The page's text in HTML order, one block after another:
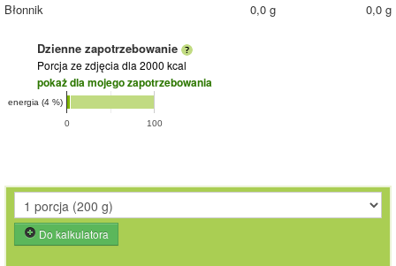
Błonnik
0,0 g 0,0 g
Dzienne zapotrzebowanie
Porcja ze zdjęcia dla 2000 kcal
pokaż dla mojego zapotrzebowania
0 100
energia (4 %)
Do kalkulatora